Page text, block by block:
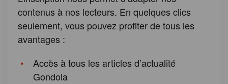
contenus à nos lecteurs. En quelques clics
seulement, vous pouvez profiter de tous les
avantages :
Accès à tous les articles d’actualité
Gondola